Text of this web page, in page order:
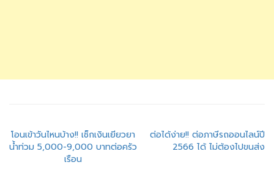
แนะแนว
เรื่อง
โอนเข้าวันไหนบ้าง!! เช็กเงินเยียวยา
น้ำท่วม 5,000-9,000 บาทต่อครัว
เรือน
ต่อได้ง่าย!! ต่อภาษีรถออนไลน์ปี
2566 ได้ ไม่ต้องไปขนส่ง